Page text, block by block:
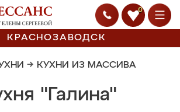
0
КРАСНОЗАВОДСК
→ КУХНИ ИЗ МАССИВА
"Галина"